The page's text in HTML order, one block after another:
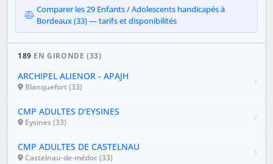
Comparer les 29 Enfants / Adolescents handicapés à
Bordeaux (33) — tarifs et disponibilités
189 EN GIRONDE (33)
ARCHIPEL ALIENOR - APAJH
Blanquefort (33)
CMP ADULTES D'EYSINES
Eysines (33)
CMP ADULTES DE CASTELNAU
Castelnau-de-médoc (33)